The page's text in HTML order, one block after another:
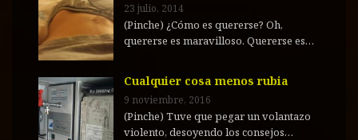
23 julio, 2014
(Pinche) ¿Cómo es quererse? Oh,
quererse es maravilloso. Quererse es…
Cualquier cosa menos rubia
9 noviembre, 2016
(Pinche) Tuve que pegar un volantazo
violento, desoyendo los consejos…